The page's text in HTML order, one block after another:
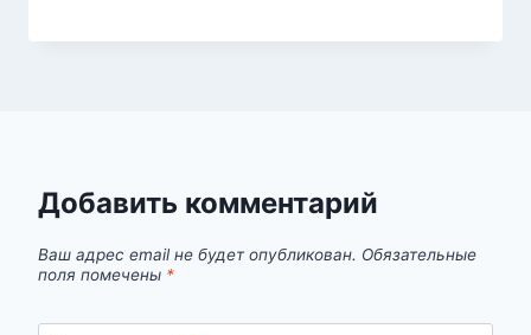
Добавить комментарий
Ваш адрес email не будет опубликован. Обязательные
поля помечены *